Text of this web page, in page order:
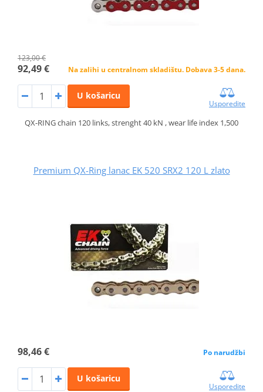
123,00 €
92,49 € Na zalihi u centralnom skladištu. Dobava 3-5 dana.
U košaricu
Usporedite
QX-RING chain 120 links, strenght 40 kN , wear life index 1,500
Premium QX-Ring lanac EK 520 SRX2 120 L zlato
98,46 € Po narudžbi
U košaricu
Usporedite